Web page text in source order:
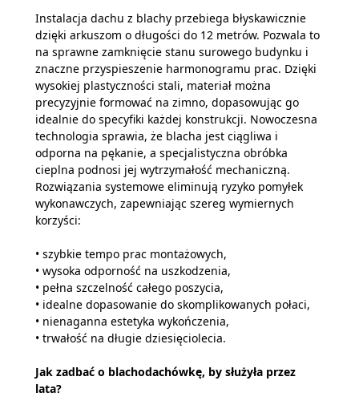
Instalacja dachu z blachy przebiega błyskawicznie
dzięki arkuszom o długości do 12 metrów. Pozwala to
na sprawne zamknięcie stanu surowego budynku i
znaczne przyspieszenie harmonogramu prac. Dzięki
wysokiej plastyczności stali, materiał można
precyzyjnie formować na zimno, dopasowując go
idealnie do specyfiki każdej konstrukcji. Nowoczesna
technologia sprawia, że blacha jest ciągliwa i
odporna na pękanie, a specjalistyczna obróbka
cieplna podnosi jej wytrzymałość mechaniczną.
Rozwiązania systemowe eliminują ryzyko pomyłek
wykonawczych, zapewniając szereg wymiernych
korzyści:
• szybkie tempo prac montażowych,
• wysoka odporność na uszkodzenia,
• pełna szczelność całego poszycia,
• idealne dopasowanie do skomplikowanych połaci,
• nienaganna estetyka wykończenia,
• trwałość na długie dziesięciolecia.
Jak zadbać o blachodachówkę, by służyła przez
lata?